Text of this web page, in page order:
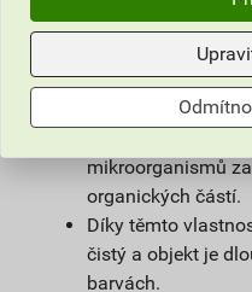
elektrostatický
povrchu omítky
Omítka je zároveň
povrchu fasády
mikroorganismů
organických částí.
Díky těmto
čistý a objekt je
barvách.